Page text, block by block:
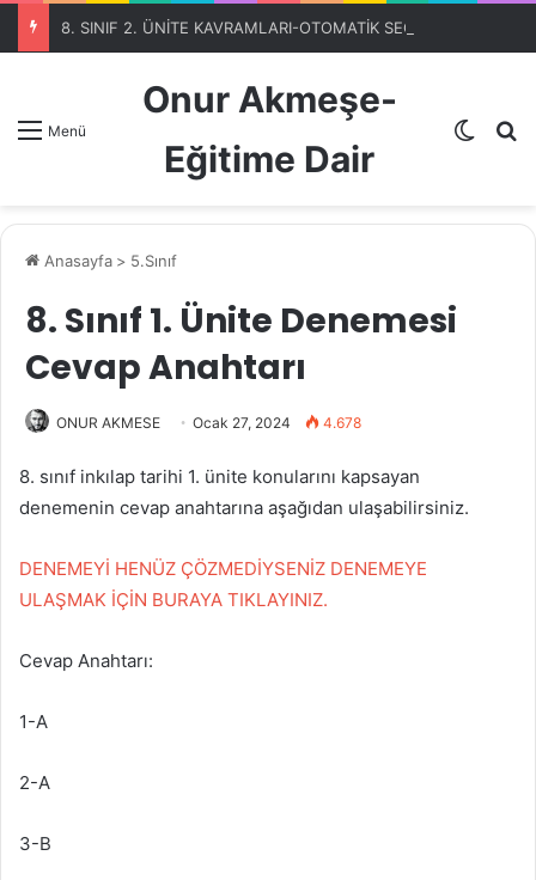
Menü
Onur Akmeşe-
Eğitime Dair
Dış
Anasayfa > 5.Sınıf
8. Sınıf 1. Ünite Denemesi
Cevap Anahtarı
ONUR AKMESE Ocak 27, 2024 4.678
8. sınıf inkılap tarihi 1. ünite konularını kapsayan
denemenin cevap anahtarına aşağıdan ulaşabilirsiniz.
DENEMEYİ HENÜZ ÇÖZMEDİYSENİZ DENEMEYE
ULAŞMAK İÇİN BURAYA TIKLAYINIZ.
Cevap Anahtarı:
1-A
2-A
3-B